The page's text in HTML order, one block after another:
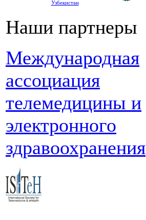
Узбекистан
Наши партнеры
Международная
ассоциация
телемедицины и
электронного
здравоохранения